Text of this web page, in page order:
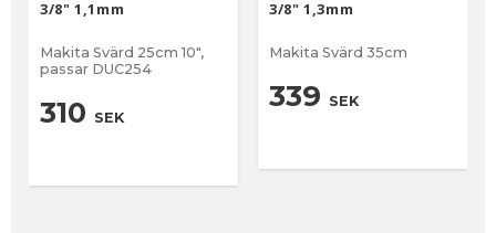
3/8" 1,1mm
Makita Svärd 25cm 10",
passar DUC254
310 SEK
3/8" 1,3mm
Makita Svärd 35cm
339 SEK